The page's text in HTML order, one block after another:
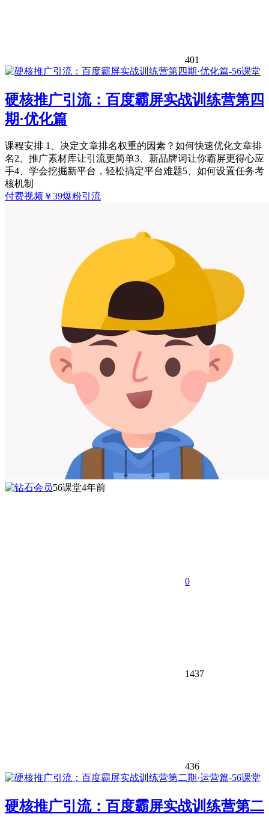
401
硬核推广引流：百度霸屏实战训练营第四
期·优化篇
课程安排 1、决定文章排名权重的因素？如何快速优化文章排
名2、推广素材库让引流更简单3、新品牌词让你霸屏更得心应
手4、学会挖掘新平台，轻松搞定平台难题5、如何设置任务考
核机制
付费视频 ￥39爆粉引流
56课堂4年前
0
1437
436
硬核推广引流：百度霸屏实战训练营第二